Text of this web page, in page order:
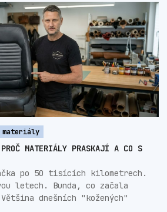
materiály
MATERIÁLY PRASKAJÍ A CO S
po 50 tisících kilometrech.
letech. Bunda, co začala
dnešních "kožených"